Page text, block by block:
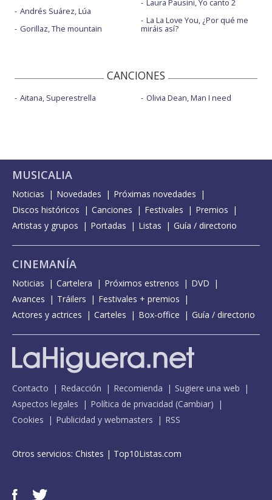
Andrés Suárez, Lúa
Gorillaz, The mountain
Laura Pausini, Yo canto 2
La La Love You, ¿Por qué me
miráis así?
CANCIONES
Aitana, Superestrella Olivia Dean, Man I need
MUSICALIA
Noticias Novedades
Próximas novedades
Discos históricos
Canciones Festivales
Premios
Artistas y grupos
Portadas Listas Guía / directorio
CINEMANÍA
Noticias Cartelera Próximos estrenos
DVD
Avances
Tráilers
Festivales + premios
Actores y actrices
Carteles Box-office Guía / directorio
Contacto Redacción Recomienda
Sugiere una web
Aspectos legales
Política de privacidad (Cambiar)
Cookies
Publicidad y webmasters RSS
Otros servicios: Chistes | Top10Listas.com